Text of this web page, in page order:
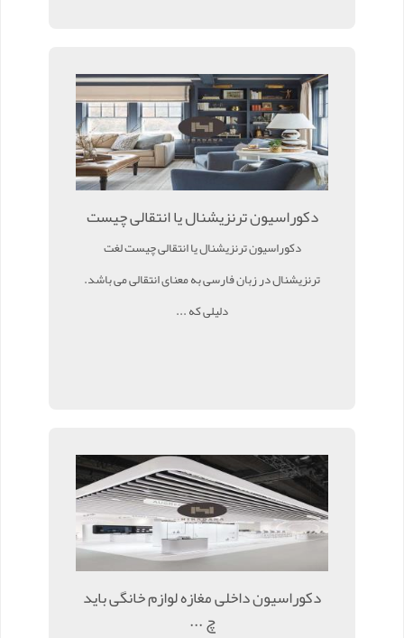
دکوراسیون ترنزیشنال یا انتقالی چیست
دکوراسیون ترنزیشنال یا انتقالی چیست لغت
ترنزیشنال در زبان فارسی به معنای انتقالی می باشد.
دلیلی که ...
دکوراسیون داخلی مغازه لوازم خانگی باید
چ ...